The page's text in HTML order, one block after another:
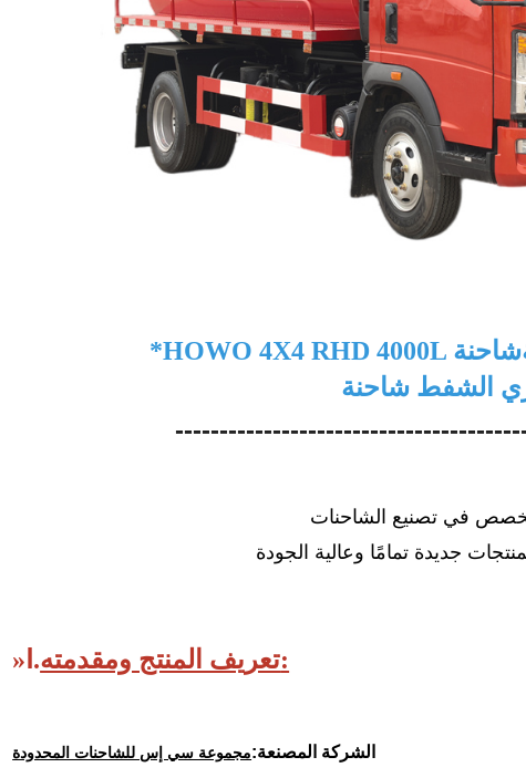
شاحنة
الشفط
» Ⅰ. تعريف المنتج ومقدمته:
الشركة المصنعة:مجموعة سي إس للشاحنات المحدودة